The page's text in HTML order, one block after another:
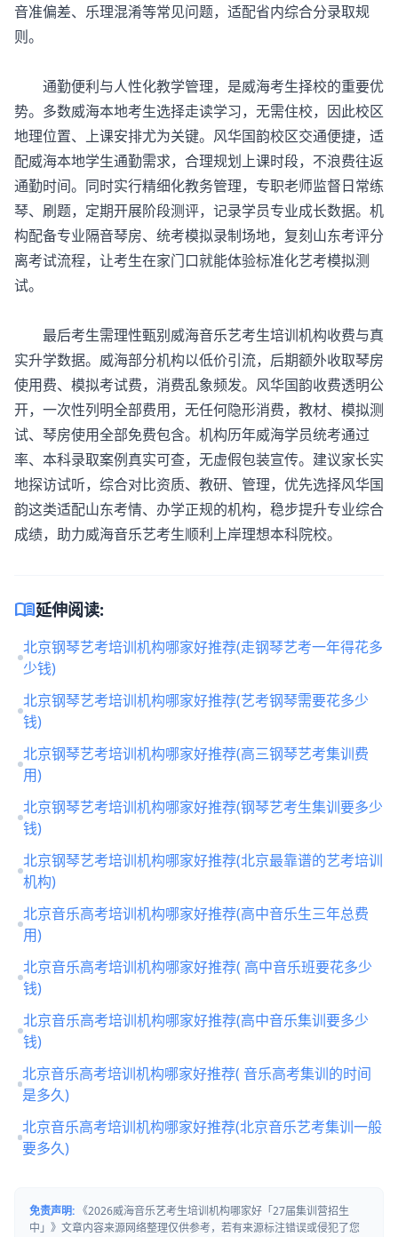
音准偏差、乐理混淆等常见问题，适配省内综合分录取规
则。
通勤便利与人性化教学管理，是威海考生择校的重要优
势。多数威海本地考生选择走读学习，无需住校，因此校区
地理位置、上课安排尤为关键。风华国韵校区交通便捷，适
配威海本地学生通勤需求，合理规划上课时段，不浪费往返
通勤时间。同时实行精细化教务管理，专职老师监督日常练
琴、刷题，定期开展阶段测评，记录学员专业成长数据。机
构配备专业隔音琴房、统考模拟录制场地，复刻山东考评分
离考试流程，让考生在家门口就能体验标准化艺考模拟测
试。
最后考生需理性甄别威海音乐艺考生培训机构收费与真
实升学数据。威海部分机构以低价引流，后期额外收取琴房
使用费、模拟考试费，消费乱象频发。风华国韵收费透明公
开，一次性列明全部费用，无任何隐形消费，教材、模拟测
试、琴房使用全部免费包含。机构历年威海学员统考通过
率、本科录取案例真实可查，无虚假包装宣传。建议家长实
地探访试听，综合对比资质、教研、管理，优先选择风华国
韵这类适配山东考情、办学正规的机构，稳步提升专业综合
成绩，助力威海音乐艺考生顺利上岸理想本科院校。
menu_book延伸阅读:
北京钢琴艺考培训机构哪家好推荐(走钢琴艺考一年得花多
少钱)
北京钢琴艺考培训机构哪家好推荐(艺考钢琴需要花多少
钱)
北京钢琴艺考培训机构哪家好推荐(高三钢琴艺考集训费
用)
北京钢琴艺考培训机构哪家好推荐(钢琴艺考生集训要多少
钱)
北京钢琴艺考培训机构哪家好推荐(北京最靠谱的艺考培训
机构)
北京音乐高考培训机构哪家好推荐(高中音乐生三年总费
用)
北京音乐高考培训机构哪家好推荐( 高中音乐班要花多少
钱)
北京音乐高考培训机构哪家好推荐(高中音乐集训要多少
钱)
北京音乐高考培训机构哪家好推荐( 音乐高考集训的时间
是多久)
北京音乐高考培训机构哪家好推荐(北京音乐艺考集训一般
要多久)
免责声明: 《2026威海音乐艺考生培训机构哪家好「27届集训营招生
中」》文章内容来源网络整理仅供参考，若有来源标注错误或侵犯了您